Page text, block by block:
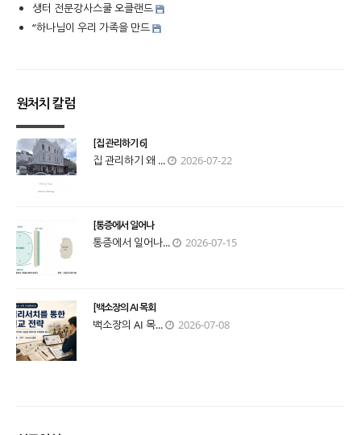
생터 전문강사스쿨 오클랜드
“하나님이 우리 가족을 만드
원처치 칼럼
[집 관리하기 6]
집 관리하기 왜 ... 2026-07-22
[통증에서 일어나
통증에서 일어나... 2026-07-15
[백소장의 AI 목회
백소장의 AI 목... 2026-07-08